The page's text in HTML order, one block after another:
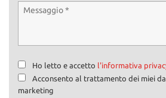
Ho letto e accetto l'informativa
Acconsento al trattamento dei miei
marketing